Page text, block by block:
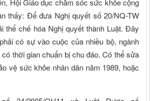
thấy: Ðể đưa Nghị quyết số 20/NQ-TW
thể chế hóa Nghị quyết thành Luật. Ðây
có sự vào cuộc của nhiều bộ, ngành
thời gian chuẩn bị chu đáo. Có thể sửa
vệ sức khỏe nhân dân năm 1989, hoặc